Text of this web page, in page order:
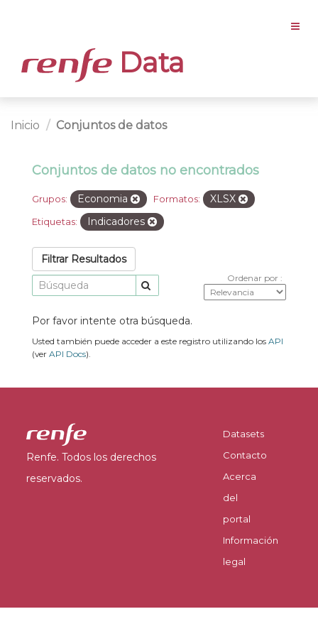
Data
Inicio Conjuntos de datos
Conjuntos de datos no encontrados
Grupos: Economia Formatos: XLSX
Etiquetas: Indicadores
Filtrar Resultados
Ordenar por
Por favor intente otra búsqueda.
Usted también puede acceder a este registro utilizando los API
(ver API Docs).
Renfe. Todos los derechos
reservados.
Datasets
Contacto
Acerca
del
portal
Información
legal